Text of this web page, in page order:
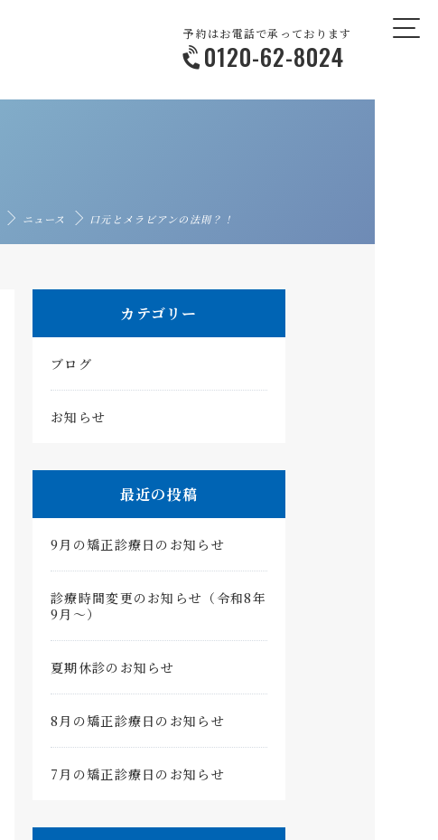
予約はお電話で承っております
0120-62-8024
ニュース 口元とメラビアンの法則？！
カテゴリー
ブログ
お知らせ
最近の投稿
9月の矯正診療日のお知らせ
診療時間変更のお知らせ（令和8年
9月〜）
夏期休診のお知らせ
8月の矯正診療日のお知らせ
7月の矯正診療日のお知らせ